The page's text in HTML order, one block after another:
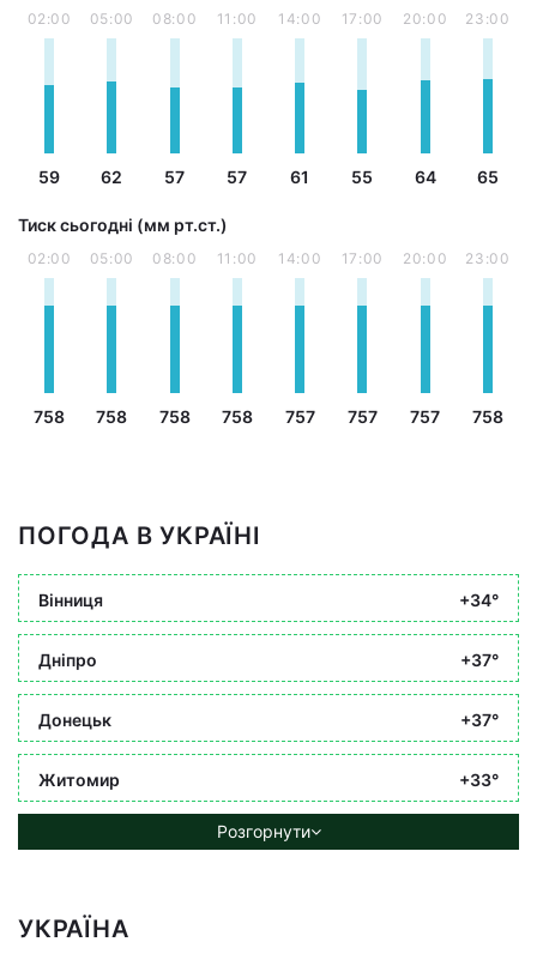
02:00
59
05:00
62
08:00
57
11:00
57
14:00
61
17:00
55
20:00
64
23:00
65
Тиск сьогодні (мм рт.ст.)
02:00
758
05:00
758
08:00
758
11:00
758
14:00
757
17:00
757
20:00
757
23:00
758
ПОГОДА В УКРАЇНІ
Вінниця +34°
Дніпро +37°
Донецьк +37°
Житомир +33°
Розгорнути
УКРАЇНА